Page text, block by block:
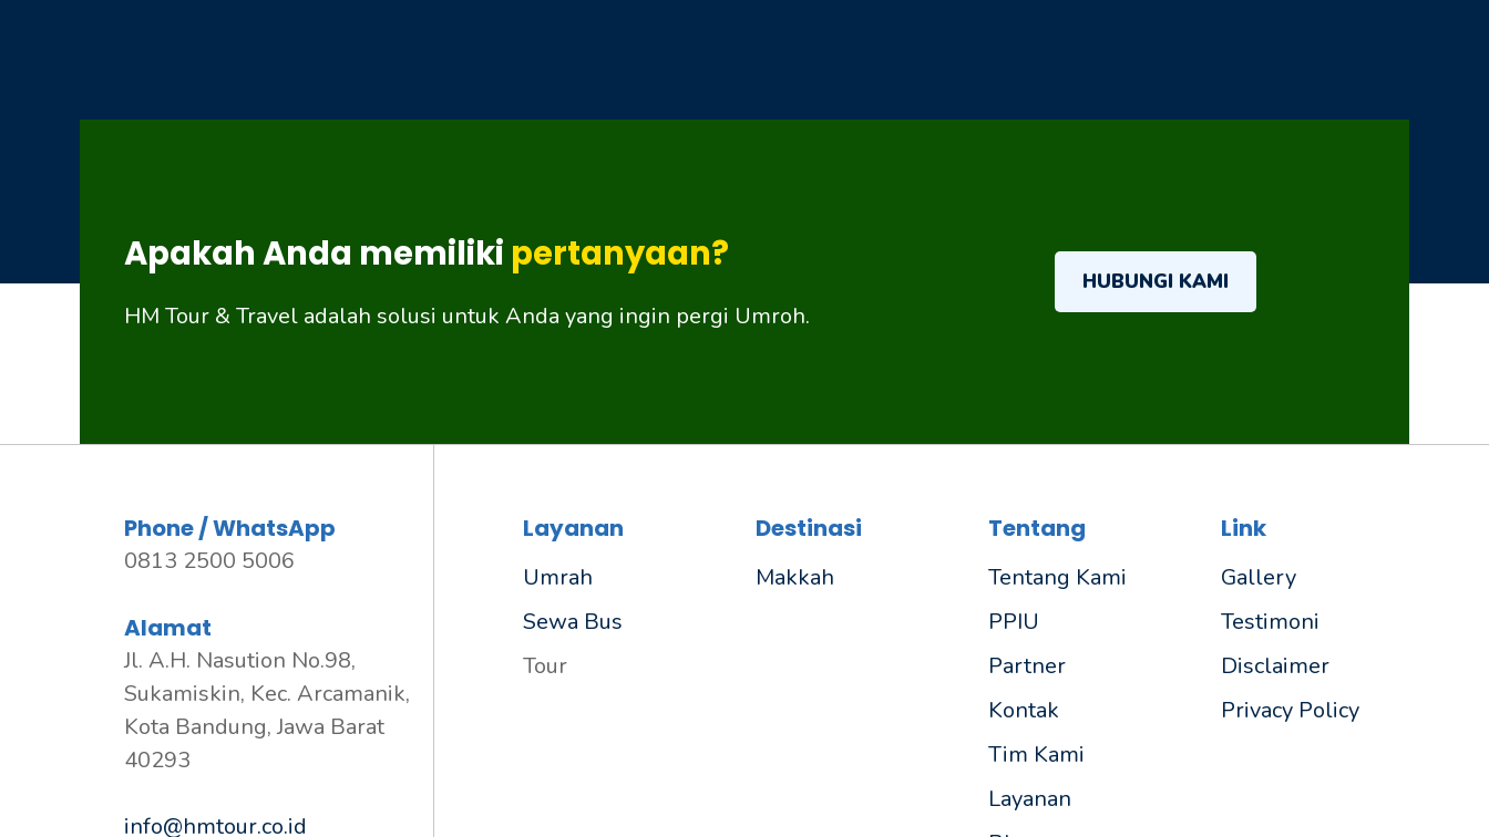
Apakah Anda memiliki pertanyaan?
HM Tour & Travel adalah solusi untuk Anda yang ingin pergi Umroh.
HUBUNGI KAMI
Phone / WhatsApp
0813 2500 5006
Alamat
Jl. A.H. Nasution No.98,
Sukamiskin, Kec. Arcamanik,
Kota Bandung, Jawa Barat
40293
info@hmtour.co.id
Layanan
Umrah
Sewa Bus
Tour
Destinasi
Makkah
Tentang
Tentang Kami
PPIU
Partner
Kontak
Tim Kami
Layanan
Link
Gallery
Testimoni
Disclaimer
Privacy Policy